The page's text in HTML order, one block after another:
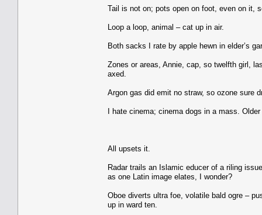
Tail is not on; pots open on foot, even on it,
Loop a loop, animal – cat up in air.
Both sacks I rate by apple hewn in elder’s
Zones or areas, Annie, cap, so twelfth girl,
axed.
Argon gas did emit no straw, so ozone sure
I hate cinema; cinema dogs in a mass.
All upsets it.
Radar trails an Islamic educer of a riling
as one Latin image elates, I wonder?
Oboe diverts ultra foe, volatile bald ogre –
up in ward ten.